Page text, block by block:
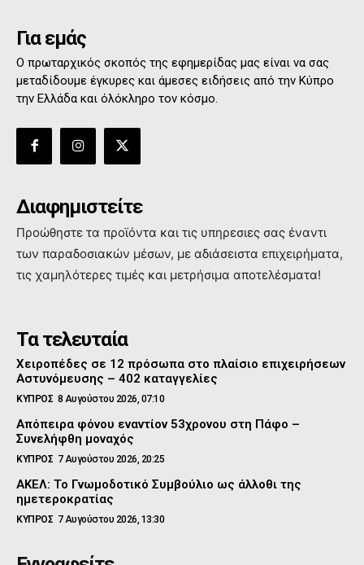
Για εμάς
Ο πρωταρχικός σκοπός της εφημερίδας μας είναι να σας
μεταδίδουμε έγκυρες και άμεσες ειδήσεις από την Κύπρο
την Ελλάδα και όλόκληρο τον κόσμο.
Διαφημιστείτε
Προώθηστε τα προϊόντα και τις υπηρεσιες σας έναντι
των παραδοσιακών μέσων, με αδιάσειστα επιχειρήματα,
τις χαμηλότερες τιμές και μετρήσιμα αποτελέσματα!
Τα τελευταία
Χειροπέδες σε 12 πρόσωπα στο πλαίσιο επιχειρήσεων
Αστυνόμευσης – 402 καταγγελίες
ΚΥΠΡΟΣ 8 Αυγούστου 2026, 07:10
Απόπειρα φόνου εναντίον 53χρονου στη Πάφο –
Συνελήφθη μοναχός
ΚΥΠΡΟΣ 7 Αυγούστου 2026, 20:25
ΑΚΕΛ: Το Γνωμοδοτικό Συμβούλιο ως άλλοθι της
ημετεροκρατίας
ΚΥΠΡΟΣ 7 Αυγούστου 2026, 13:30